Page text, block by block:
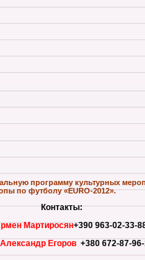
программу культурных
по футболу «EURO-2012».
Контакты:
Мартиросян+390 963-02-33-
Александр Егоров +380 672-87-